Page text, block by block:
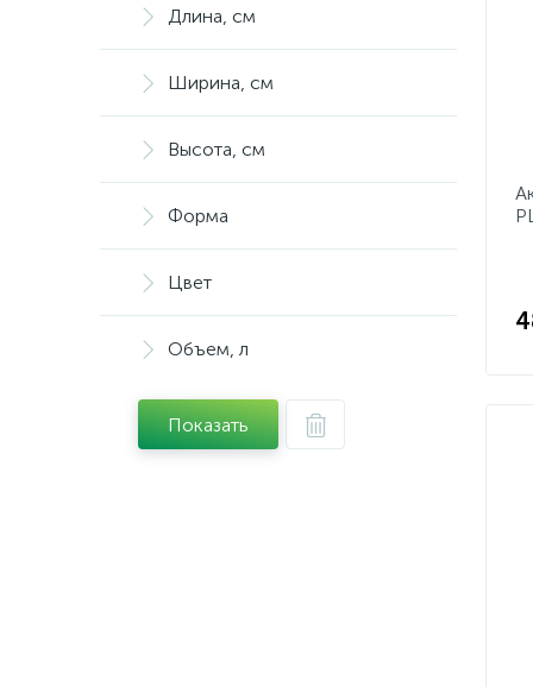
Длина, см
Ширина, см
Высота, см
Форма
Цвет
Объем, л
Показать